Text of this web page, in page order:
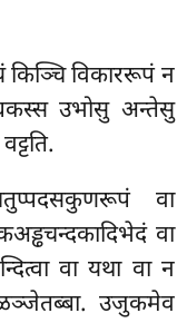
किञ्चि विकाररूपं न
उभोसु अन्तेसु
वा
वा
वा यथा वा न
उजुकमेव